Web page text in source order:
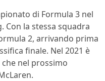
di Formula 3 nel
Con la stessa squadra
2, arrivando prima
finale. Nel 2021 è
nel prossimo